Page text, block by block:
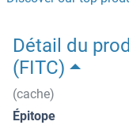
Détail du
(FITC)
(cache)
Épitope